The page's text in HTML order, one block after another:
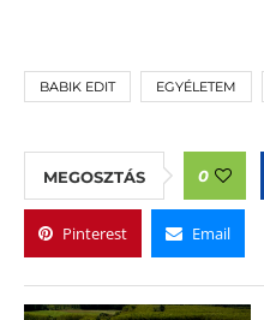
BABIK EDIT EGYÉLETEM
MEGOSZTÁS 0
Pinterest Email